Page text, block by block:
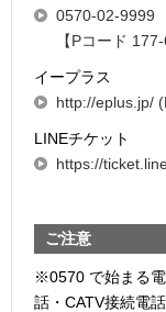
0570-02-9999
【Pコード 177-
イープラス
http://eplus.jp/
LINEチケット
https://
ご注意
※0570 で始まる
話・CATV接続電